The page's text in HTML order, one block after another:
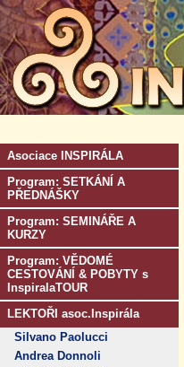
Asociace INSPIRÁLA
Program: SETKÁNÍ A
PŘEDNÁŠKY
Program: SEMINÁŘE A
KURZY
Program: VĚDOMÉ
CESTOVÁNÍ & POBYTY s
InspiralaTOUR
LEKTOŘI asoc.Inspirála
Silvano Paolucci
Andrea Donnoli